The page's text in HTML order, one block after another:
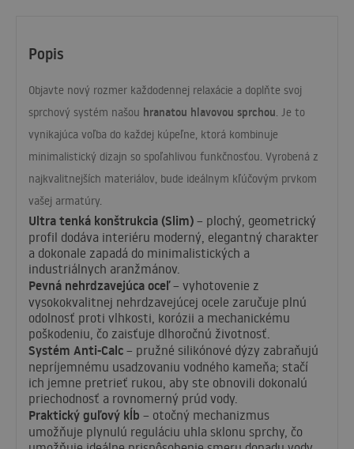
Popis
Objavte nový rozmer každodennej relaxácie a doplňte svoj
sprchový systém našou hranatou hlavovou sprchou. Je to
vynikajúca voľba do každej kúpeľne, ktorá kombinuje
minimalistický dizajn so spoľahlivou funkčnosťou. Vyrobená z
najkvalitnejších materiálov, bude ideálnym kľúčovým prvkom
vašej armatúry.
Ultra tenká konštrukcia (Slim) – plochý, geometrický
profil dodáva interiéru moderný, elegantný charakter
a dokonale zapadá do minimalistických a
industriálnych aranžmánov.
Pevná nehrdzavejúca oceľ– vyhotovenie z
vysokokvalitnej nehrdzavejúcej ocele zaručuje plnú
odolnosť proti vlhkosti, korózii a mechanickému
poškodeniu, čo zaisťuje dlhoročnú životnosť.
Systém Anti-Calc – pružné silikónové dýzy zabraňujú
nepríjemnému usadzovaniu vodného kameňa; stačí
ich jemne pretrieť rukou, aby ste obnovili dokonalú
priechodnosť a rovnomerný prúd vody.
Praktický guľový kĺb – otočný mechanizmus
umožňuje plynulú reguláciu uhla sklonu sprchy, čo